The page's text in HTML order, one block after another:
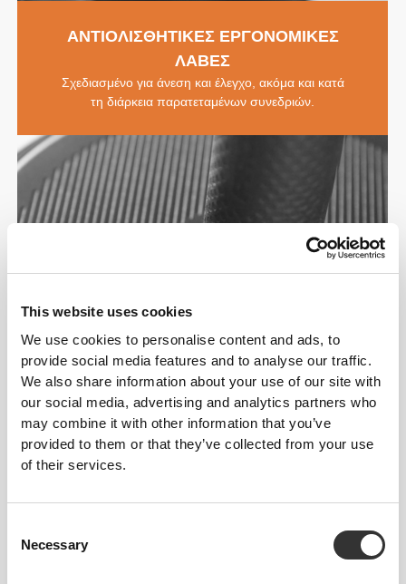
This website uses cookies
We use cookies to personalise content and ads, to
provide social media features and to analyse our traffic.
We also share information about your use of our site with
our social media, advertising and analytics partners who
may combine it with other information that you’ve
provided to them or that they’ve collected from your use
of their services.
Selection
Necessary
ΑΝΤΙΟΛΙΣΘΗΤΙΚΕΣ ΕΡΓΟΝΟΜΙΚΕΣ
ΛΑΒΕΣ
Σχεδιασμένο για άνεση και έλεγχο, ακόμα και κατά
τη διάρκεια παρατεταμένων συνεδριών.
ΕΛΑΦΡΙΑ, ΑΝΘΕΚΤΙΚΑ ΥΛΙΚΑ
Εργονομικές λαβές TPV, τροχός TPU & PA, λαβές